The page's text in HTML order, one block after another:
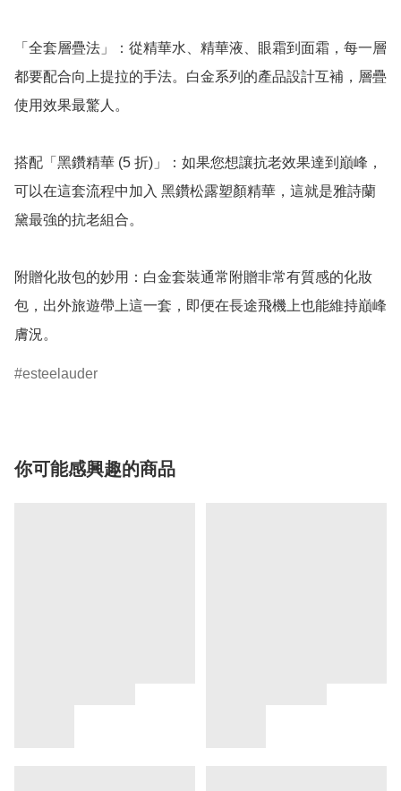
「全套層疊法」：從精華水、精華液、眼霜到面霜，每一層
都要配合向上提拉的手法。白金系列的產品設計互補，層疊
使用效果最驚人。
搭配「黑鑽精華 (5 折)」：如果您想讓抗老效果達到巔峰，
可以在這套流程中加入 黑鑽松露塑顏精華，這就是雅詩蘭
黛最強的抗老組合。
附贈化妝包的妙用：白金套裝通常附贈非常有質感的化妝
包，出外旅遊帶上這一套，即便在長途飛機上也能維持巔峰
膚況。
esteelauder
你可能感興趣的商品